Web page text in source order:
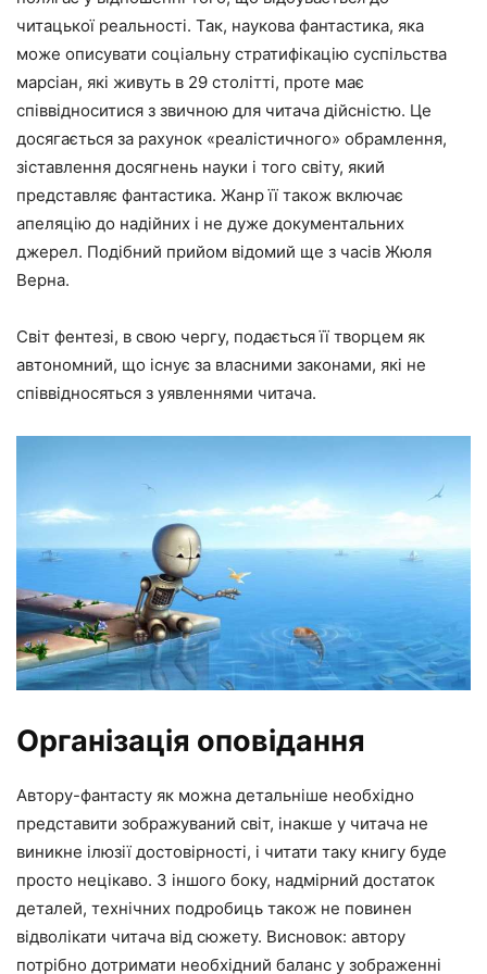
читацької реальності. Так, наукова фантастика, яка
може описувати соціальну стратифікацію суспільства
марсіан, які живуть в 29 столітті, проте має
співвідноситися з звичною для читача дійсністю. Це
досягається за рахунок «реалістичного» обрамлення,
зіставлення досягнень науки і того світу, який
представляє фантастика. Жанр її також включає
апеляцію до надійних і не дуже документальних
джерел. Подібний прийом відомий ще з часів Жюля
Верна.
Світ фентезі, в свою чергу, подається її творцем як
автономний, що існує за власними законами, які не
співвідносяться з уявленнями читача.
Організація оповідання
Автору-фантасту як можна детальніше необхідно
представити зображуваний світ, інакше у читача не
виникне ілюзії достовірності, і читати таку книгу буде
просто нецікаво. З іншого боку, надмірний достаток
деталей, технічних подробиць також не повинен
відволікати читача від сюжету. Висновок: автору
потрібно дотримати необхідний баланс у зображенні